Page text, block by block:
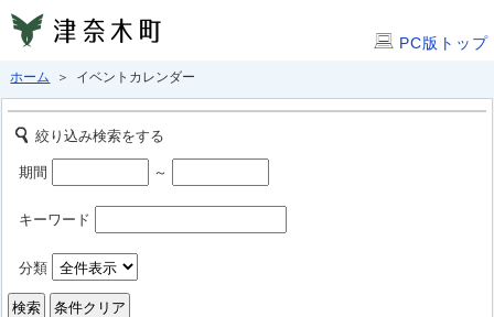
PC版トップ
ホーム ＞ イベントカレンダー
絞り込み検索をする
期間 ～
キーワード
分類